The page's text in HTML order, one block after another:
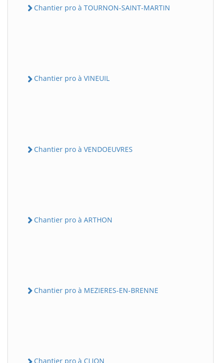
Chantier pro à TOURNON-SAINT-MARTIN
Chantier pro à VINEUIL
Chantier pro à VENDOEUVRES
Chantier pro à ARTHON
Chantier pro à MEZIERES-EN-BRENNE
Chantier pro à CLION